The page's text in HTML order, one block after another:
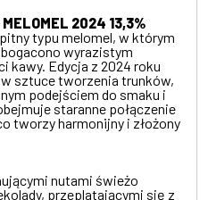
2024 13,3%
typu melomel, w którym
wyrazistym
kawy. Edycja z 2024 roku
sztuce tworzenia trunków,
podejściem do smaku i
staranne połączenie
tworzy harmonijny i złożony
nutami świeżo
przeplatającymi się z